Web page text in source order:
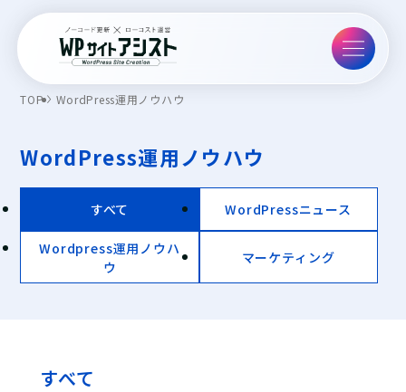
TOP WordPress運用ノウハウ
WordPress運用ノウハウ
すべて WordPressニュース
Wordpress運用ノウハ
ウ
マーケティング
すべて